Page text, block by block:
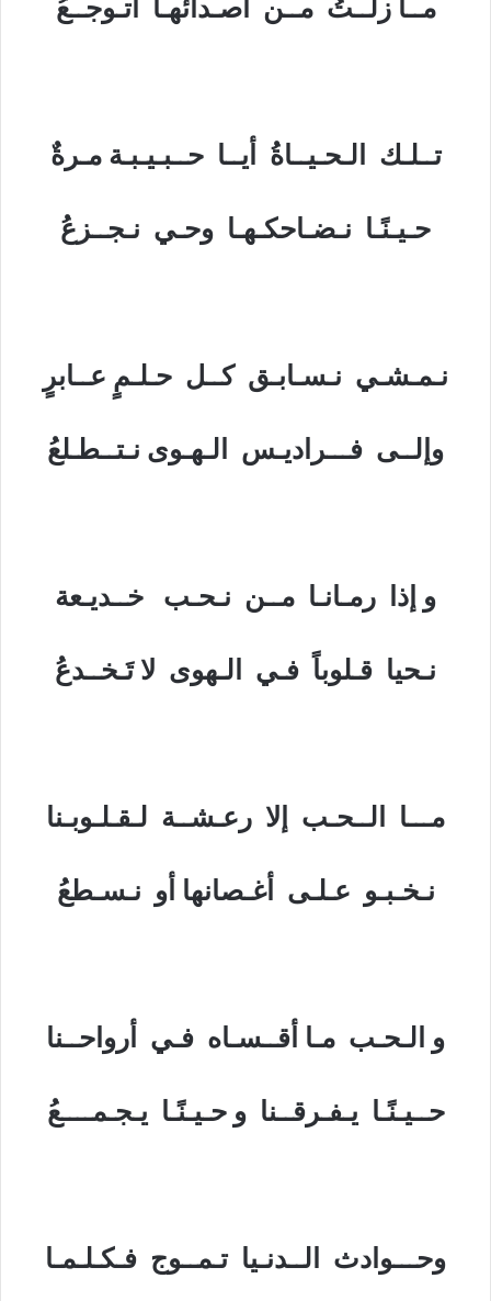
مــا زلــتُ مــن أصـدائهـا أتـوجــعُ
تــلـك الـحـيــاةُ أيــا حــبـيـبـة مـرةٌ
حـيـنًـا نـضـاحكـهـا وحـي نـجــزعُ
نـمـشـي نـسـابـق كــل حـلـمٍ عــابرٍ
وإلــى فـــراديـس الـهـوى نـتــطـلعُ
و إذا رمـانـا مــن نـحـب خــديـعة
نـحيا قـلوباً فـي الـهوى لا تَـخــدعُ
مـــا الــحـب إلا رعـشــة لـقـلـوبـنا
نـخـبـو عـلـى أغـصانها أو نـسـطعُ
و الـحـب مـا أقــسـاه فـي أرواحــنا
حــيـنًـا يـفـرقــنا و حـيـنًـا يـجـمــــعُ
وحـــوادث الــدنـيا تـمــوج فـكـلـمـا